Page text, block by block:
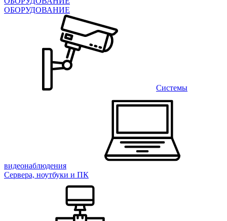
ОБОРУДОВАНИЕ
Системы
видеонаблюдения
Сервера, ноутбуки и ПК